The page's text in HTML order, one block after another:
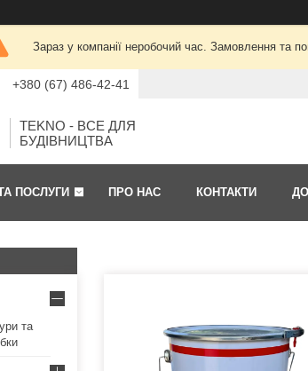
Зараз у компанії неробочий час. Замовлення та
+380 (67) 486-42-41
TEKNO - ВСЕ ДЛЯ
БУДІВНИЦТВА
ПОСЛУГИ ПРО НАС КОНТАКТИ
та